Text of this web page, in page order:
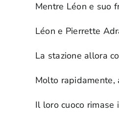
Mentre Léon e suo
Léon e Pierrette
La stazione allora
Molto rapidamente,
Il loro cuoco rimase